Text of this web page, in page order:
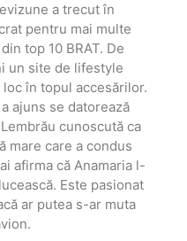
a trecut în
pentru mai multe
top 10 BRAT. De
un site de lifestyle
în topul accesărilor.
ajuns se datorează
cunoscută ca
mare care a condus
afirma că Anamaria l-
Este pasionat
ar putea s-ar muta